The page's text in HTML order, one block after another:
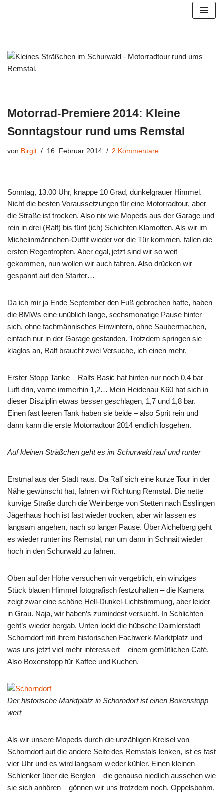
springen
Motorrad-Premiere 2014: Kleine
Sonntagstour rund ums Remstal
von Birgit 16. Februar 2014 2 Kommentare
Sonntag, 13.00 Uhr, knappe 10 Grad, dunkelgrauer Himmel.
Nicht die besten Voraussetzungen für eine Motorradtour, aber
die Straße ist trocken. Also nix wie Mopeds aus der Garage und
rein in drei (Ralf) bis fünf (ich) Schichten Klamotten. Als wir im
Michelinmännchen-Outfit wieder vor die Tür kommen, fallen die
ersten Regentropfen. Aber egal, jetzt sind wir so weit
gekommen, nun wollen wir auch fahren. Also drücken wir
gespannt auf den Starter…
Da ich mir ja Ende September den Fuß gebrochen hatte, haben
die BMWs eine unüblich lange, sechsmonatige Pause hinter
sich, ohne fachmännisches Einwintern, ohne Saubermachen,
einfach nur in der Garage gestanden. Trotzdem springen sie
klaglos an, Ralf braucht zwei Versuche, ich einen mehr.
Erster Stopp Tanke – Ralfs Basic hat hinten nur noch 0,4 bar
Luft drin, vorne immerhin 1,2… Mein Heidenau K60 hat sich in
dieser Disziplin etwas besser geschlagen, 1,7 und 1,8 bar.
Einen fast leeren Tank haben sie beide – also Sprit rein und
dann kann die erste Motorradtour 2014 endlich losgehen.
Auf kleinen Sträßchen geht es im Schurwald rauf und runter
Erstmal aus der Stadt raus. Da Ralf sich eine kurze Tour in der
Nähe gewünscht hat, fahren wir Richtung Remstal. Die nette
kurvige Straße durch die Weinberge von Stetten nach Esslingen
Jägerhaus hoch ist fast wieder trocken, aber wir lassen es
langsam angehen, nach so langer Pause. Über Aichelberg geht
es wieder runter ins Remstal, nur um dann in Schnait wieder
hoch in den Schurwald zu fahren.
Oben auf der Höhe versuchen wir vergeblich, ein winziges
Stück blauen Himmel fotografisch festzuhalten – die Kamera
zeigt zwar eine schöne Hell-Dunkel-Lichtstimmung, aber leider
in Grau. Naja, wir haben’s zumindest versucht. In Schlichten
geht’s wieder bergab. Unten lockt die hübsche Daimlerstadt
Schorndorf mit ihrem historischen Fachwerk-Marktplatz und –
was uns jetzt viel mehr interessiert – einem gemütlichen Café.
Also Boxenstopp für Kaffee und Kuchen.
Der historische Marktplatz in Schorndorf ist einen Boxenstopp
wert
Als wir unsere Mopeds durch die unzähligen Kreisel von
Schorndorf auf die andere Seite des Remstals lenken, ist es fast
vier Uhr und es wird langsam wieder kühler. Einen kleinen
Schlenker über die Berglen – die genauso niedlich aussehen wie
sie sich anhören – gönnen wir uns trotzdem noch. Oppelsbohm,